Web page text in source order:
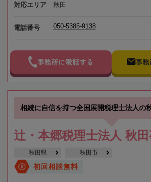
対応エリア 秋田
電話番号 050-5385-9138
事務所に電話する 事務
相続に自信を持つ全国展開税理士法人の
辻・本郷税理士法人 秋
秋田県 秋田市
初回相談無料